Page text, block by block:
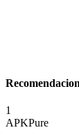
1
APKPure